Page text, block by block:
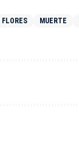
MUERTE